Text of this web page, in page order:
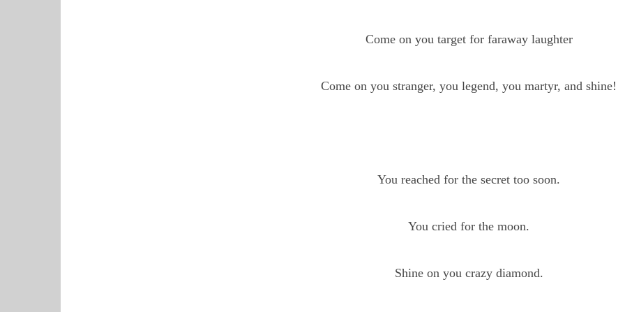
Come on you target for faraway laughter
Come on you stranger, you legend, you martyr, and shine!
You reached for the secret too soon.
You cried for the moon.
Shine on you crazy diamond.